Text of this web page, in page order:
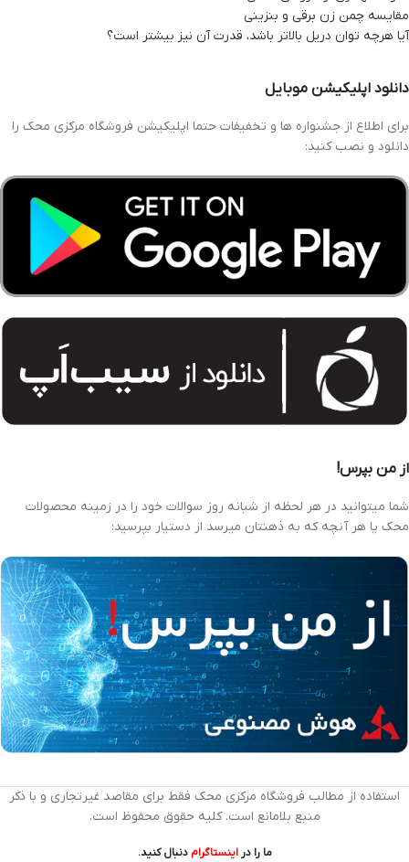
مقایسه چمن زن برقی و بنزینی
آیا هرچه توان دریل بالاتر باشد، قدرت آن نیز بیشتر است؟
دانلود اپلیکیشن موبایل
برای اطلاع از جشنواره ها و تخفیفات حتما اپلیکیشن فروشگاه مرکزی محک را
دانلود و نصب کنید:
از من بپرس!
شما میتوانید در هر لحظه از شبانه روز سوالات خود را در زمینه محصولات
محک یا هر آنچه که به ذهنتان میرسد از دستیار بپرسید:
استفاده از مطالب فروشگاه مرکزی محک فقط برای مقاصد غیرتجاری و با ذکر
منبع بلامانع است. کلیه حقوق محفوظ است.
ما را دراینستاگرام دنبال کنید.